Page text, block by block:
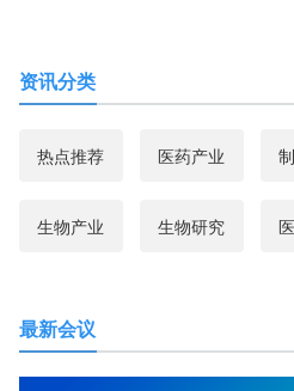
资讯分类
热点推荐 医药产业
生物产业 生物研究
最新会议